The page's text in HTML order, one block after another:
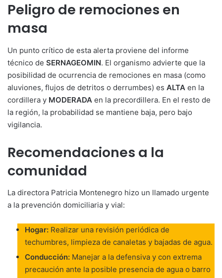
Peligro de remociones en
masa
Un punto crítico de esta alerta proviene del informe
técnico de SERNAGEOMIN. El organismo advierte que la
posibilidad de ocurrencia de remociones en masa (como
aluviones, flujos de detritos o derrumbes) es ALTA en la
cordillera y MODERADA en la precordillera. En el resto de
la región, la probabilidad se mantiene baja, pero bajo
vigilancia.
Recomendaciones a la
comunidad
La directora Patricia Montenegro hizo un llamado urgente
a la prevención domiciliaria y vial:
Hogar: Realizar una revisión periódica de
techumbres, limpieza de canaletas y bajadas de agua.
Conducción: Manejar a la defensiva y con extrema
precaución ante la posible presencia de agua o barro